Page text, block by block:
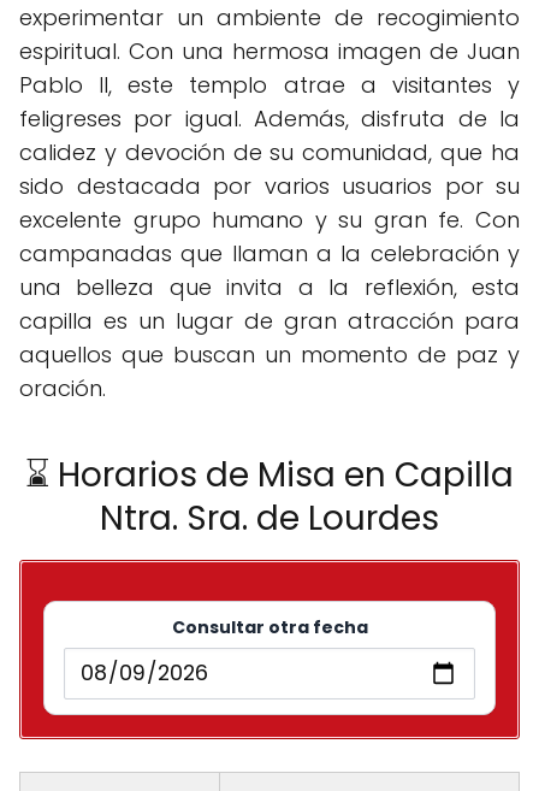
experimentar un ambiente de recogimiento
espiritual. Con una hermosa imagen de Juan
Pablo II, este templo atrae a visitantes y
feligreses por igual. Además, disfruta de la
calidez y devoción de su comunidad, que ha
sido destacada por varios usuarios por su
excelente grupo humano y su gran fe. Con
campanadas que llaman a la celebración y
una belleza que invita a la reflexión, esta
capilla es un lugar de gran atracción para
aquellos que buscan un momento de paz y
oración.
⌛ Horarios de Misa en Capilla
Ntra. Sra. de Lourdes
Consultar otra fecha